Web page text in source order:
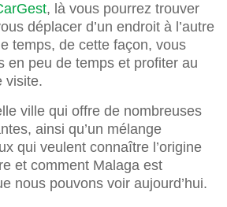
, là vous pourrez trouver
déplacer d’un endroit à l’autre
temps, de cette façon, vous
en peu de temps et profiter au
visite.
ville qui offre de nombreuses
ainsi qu’un mélange
qui veulent connaître l’origine
et comment Malaga est
nous pouvons voir aujourd’hui.